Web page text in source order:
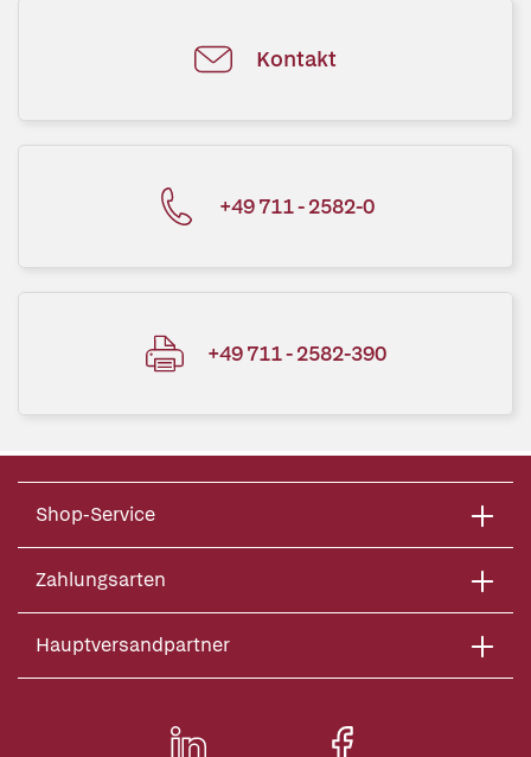
Kontakt
+49 711 - 2582-0
+49 711 - 2582-390
Shop-Service
Zahlungsarten
Hauptversandpartner